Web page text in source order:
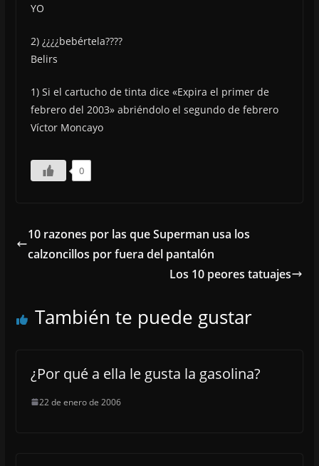
YO
2) ¿¿¿¿bebértela????
Belirs
1) Si el cartucho de tinta dice «Expira el primer de
febrero del 2003» abriéndolo el segundo de febrero
Víctor Moncayo
0
10 razones por las que Superman usa los
calzoncillos por fuera del pantalón
Los 10 peores tatuajes
También te puede gustar
¿Por qué a ella le gusta la gasolina?
22 de enero de 2006